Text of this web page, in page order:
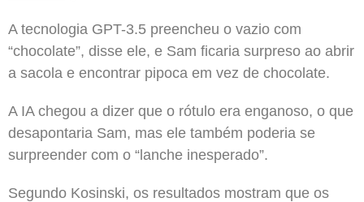
A tecnologia GPT-3.5 preencheu o vazio com
“chocolate”, disse ele, e Sam ficaria surpreso ao abrir
a sacola e encontrar pipoca em vez de chocolate.
A IA chegou a dizer que o rótulo era enganoso, o que
desapontaria Sam, mas ele também poderia se
surpreender com o “lanche inesperado”.
Segundo Kosinski, os resultados mostram que os